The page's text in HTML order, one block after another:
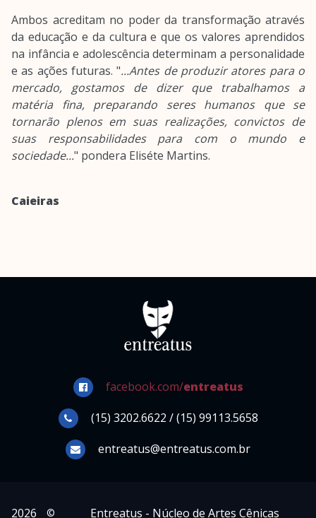
Ambos acreditam no poder da transformação através
da educação e da cultura e que os valores aprendidos
na infância e adolescência determinam a personalidade
e as ações futuras. "...Antes de produzir atores para o
mercado, gostamos de dizer que trabalhamos a
matéria fina, preparando seres humanos que se
tornarão plenos em suas realizações, convictos de
suas responsabilidades para com o mundo e
sociedade..." pondera Eliséte Martins.
Caieiras
facebook.com/entreatus
(15) 3202.6622 / (15) 99113.5658
entreatus@entreatus.com.br
2026 © Entreatus - Núcleo de Artes Cênicas